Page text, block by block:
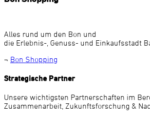
Alles rund um den Bon und
die Erlebnis-, Genuss- und Einkaufsstadt
¬ Bon Shopping
Strategische Partner
Unsere wichtigsten Partnerschaften im
Zusammenarbeit, Zukunftsforschung &